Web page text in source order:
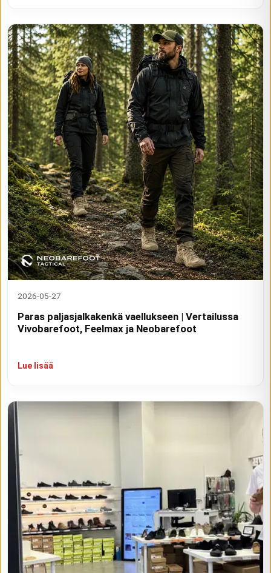
2026-05-27
Paras paljasjalkakenkä vaellukseen | Vertailussa
Vivobarefoot, Feelmax ja Neobarefoot
Lue lisää